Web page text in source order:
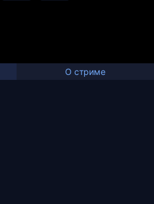
О стриме